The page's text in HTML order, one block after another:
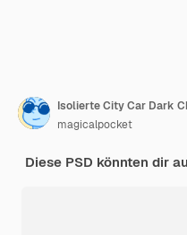
Isolierte City Car Dark
magicalpocket
Diese PSD könnten dir